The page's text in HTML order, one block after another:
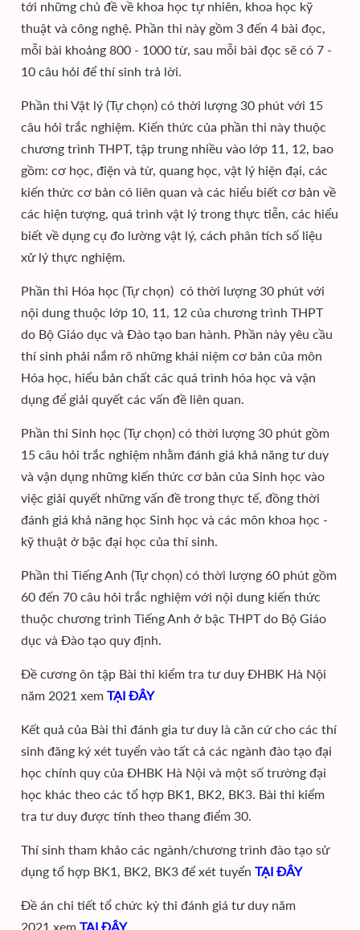
tới những chủ đề về khoa học tự nhiên, khoa học kỹ
thuật và công nghệ. Phần thi này gồm 3 đến 4 bài đọc,
mỗi bài khoảng 800 - 1000 từ, sau mỗi bài đọc sẽ có 7 -
10 câu hỏi để thí sinh trả lời.
Phần thi Vật lý (Tự chọn) có thời lượng 30 phút với 15
câu hỏi trắc nghiệm. Kiến thức của phần thi này thuộc
chương trình THPT, tập trung nhiều vào lớp 11, 12, bao
gồm: cơ học, điện và từ, quang học, vật lý hiện đại, các
kiến thức cơ bản có liên quan và các hiểu biết cơ bản về
các hiện tượng, quá trình vật lý trong thực tiễn, các hiểu
biết về dụng cụ đo lường vật lý, cách phân tích số liệu
xử lý thực nghiệm.
Phần thi Hóa học (Tự chọn) có thời lượng 30 phút với
nội dung thuộc lớp 10, 11, 12 của chương trình THPT
do Bộ Giáo dục và Đào tạo ban hành. Phần này yêu cầu
thí sinh phải nắm rõ những khái niệm cơ bản của môn
Hóa học, hiểu bản chất các quá trình hóa học và vận
dụng để giải quyết các vấn đề liên quan.
Phần thi Sinh học (Tự chọn) có thời lượng 30 phút gồm
15 câu hỏi trắc nghiệm nhằm đánh giá khả năng tư duy
và vận dụng những kiến thức cơ bản của Sinh học vào
việc giải quyết những vấn đề trong thực tế, đồng thời
đánh giá khả năng học Sinh học và các môn khoa học -
kỹ thuật ở bậc đại học của thí sinh.
Phần thi Tiếng Anh (Tự chọn) có thời lượng 60 phút gồm
60 đến 70 câu hỏi trắc nghiệm với nội dung kiến thức
thuộc chương trình Tiếng Anh ở bậc THPT do Bộ Giáo
dục và Đào tạo quy định.
Đề cương ôn tập Bài thi kiểm tra tư duy ĐHBK Hà Nội
năm 2021 xem TẠI ĐÂY
Kết quả của Bài thi đánh gia tư duy là căn cứ cho các thí
sinh đăng ký xét tuyển vào tất cả các ngành đào tạo đại
học chính quy của ĐHBK Hà Nội và một số trường đại
học khác theo các tổ hợp BK1, BK2, BK3. Bài thi kiểm
tra tư duy được tính theo thang điểm 30.
Thí sinh tham khảo các ngành/chương trình đào tạo sử
dụng tổ hợp BK1, BK2, BK3 để xét tuyển TẠI ĐÂY
Đề án chi tiết tổ chức kỳ thi đánh giá tư duy năm
2021 xem TẠI ĐÂY